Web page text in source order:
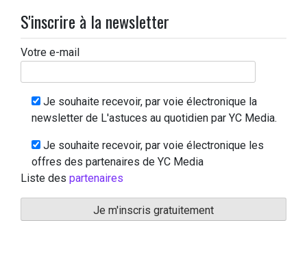
S'inscrire à la newsletter
Votre e-mail
Je souhaite recevoir, par voie électronique la
newsletter de L'astuces au quotidien par YC Media.
Je souhaite recevoir, par voie électronique les
offres des partenaires de YC Media
Liste des partenaires